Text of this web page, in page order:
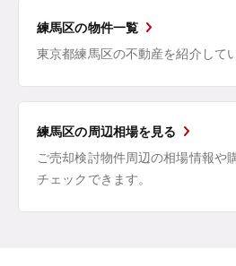
練馬区の物件一覧
東京都練馬区の不動産を紹介して
練馬区の周辺相場を見る
ご売却検討物件周辺の相場情報や
チェックできます。